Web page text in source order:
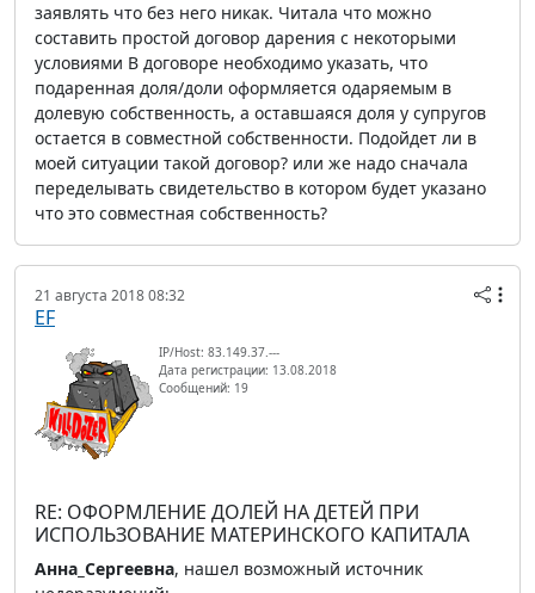
заявлять что без него никак. Читала что можно
составить простой договор дарения с некоторыми
условиями В договоре необходимо указать, что
подаренная доля/доли оформляется одаряемым в
долевую собственность, а оставшаяся доля у супругов
остается в совместной собственности. Подойдет ли в
моей ситуации такой договор? или же надо сначала
переделывать свидетельство в котором будет указано
что это совместная собственность?
21 августа 2018 08:32
EF
IP/Host: 83.149.37.---
Дата регистрации: 13.08.2018
Сообщений: 19
RE: ОФОРМЛЕНИЕ ДОЛЕЙ НА ДЕТЕЙ ПРИ
ИСПОЛЬЗОВАНИЕ МАТЕРИНСКОГО КАПИТАЛА
Анна_Сергеевна, нашел возможный источник